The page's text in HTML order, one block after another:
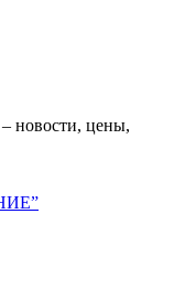
новости, цены,